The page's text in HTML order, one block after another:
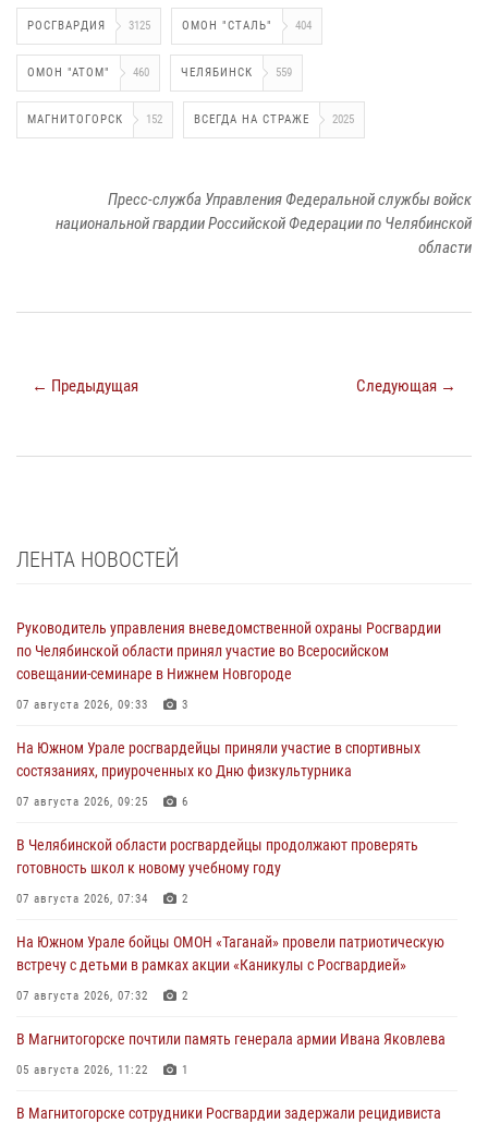
РОСГВАРДИЯ 3125 ОМОН "СТАЛЬ" 404
ОМОН "АТОМ" 460 ЧЕЛЯБИНСК 559
МАГНИТОГОРСК 152 ВСЕГДА НА СТРАЖЕ 2025
Пресс-служба Управления Федеральной службы войск
национальной гвардии Российской Федерации по Челябинской
области
← Предыдущая Следующая →
ЛЕНТА НОВОСТЕЙ
Руководитель управления вневедомственной охраны Росгвардии
по Челябинской области принял участие во Всеросийском
совещании-семинаре в Нижнем Новгороде
07 августа 2026, 09:33 3
На Южном Урале росгвардейцы приняли участие в спортивных
состязаниях, приуроченных ко Дню физкультурника
07 августа 2026, 09:25 6
В Челябинской области росгвардейцы продолжают проверять
готовность школ к новому учебному году
07 августа 2026, 07:34 2
На Южном Урале бойцы ОМОН «Таганай» провели патриотическую
встречу с детьми в рамках акции «Каникулы с Росгвардией»
07 августа 2026, 07:32 2
В Магнитогорске почтили память генерала армии Ивана Яковлева
05 августа 2026, 11:22 1
В Магнитогорске сотрудники Росгвардии задержали рецидивиста